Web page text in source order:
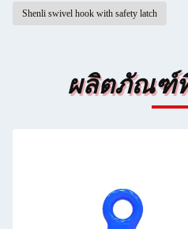
Shenli swivel hook with safety latch
ผลิตภัณฑ์